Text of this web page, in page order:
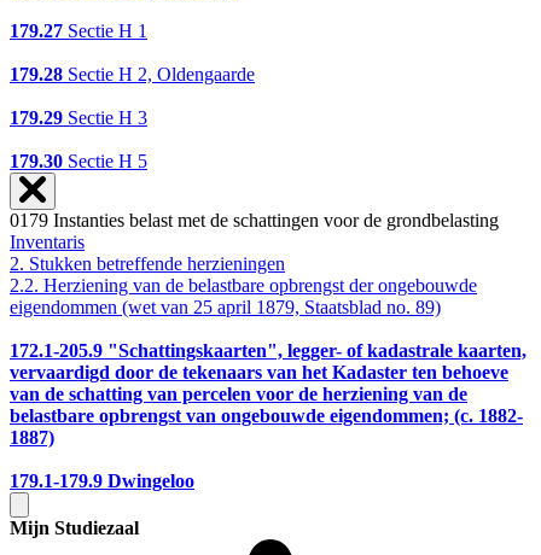
179.27 Sectie H 1
179.28 Sectie H 2, Oldengaarde
179.29 Sectie H 3
179.30 Sectie H 5
0179 Instanties belast met de schattingen voor de grondbelasting
Inventaris
2. Stukken betreffende herzieningen
2.2. Herziening van de belastbare opbrengst der ongebouwde
eigendommen (wet van 25 april 1879, Staatsblad no. 89)
172.1-205.9 "Schattingskaarten", legger- of kadastrale kaarten,
vervaardigd door de tekenaars van het Kadaster ten behoeve
van de schatting van percelen voor de herziening van de
belastbare opbrengst van ongebouwde eigendommen; (c. 1882-
1887)
179.1-179.9 Dwingeloo
Mijn Studiezaal